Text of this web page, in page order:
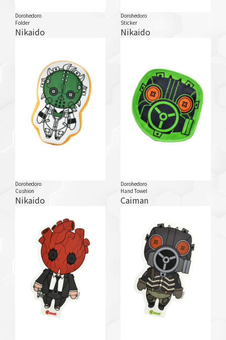
Dorohedoro
Folder
Nikaido
Dorohedoro
Sticker
Nikaido
Dorohedoro
Cushion
Nikaido
Dorohedoro
Hand Towel
Caiman